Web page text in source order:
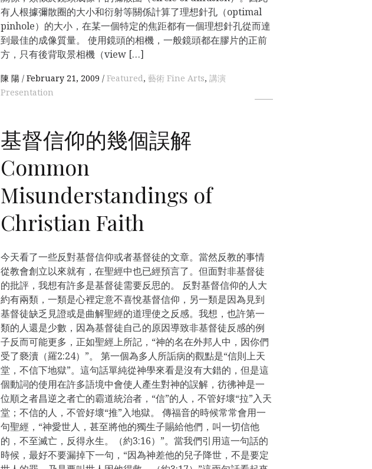
有人根據彌散圈的大小和衍射等關係計算了理想針孔（optimal
pinhole）的大小，在某一個特定的焦距都有一個理想針孔從而達
到最佳的成像質量。 使用鏡頭的相機，一般鏡頭都在膠片的正前
方，只有後背取景相機（view […]
陳 陽 February 21, 2009 Featured, 藝術 Fine Arts, 講演
Presentation
基督信仰的幾個誤解
Common
Misunderstandings of
Christian Faith
今天看了一些反對基督信仰或者基督徒的文章。當然反教的事情
從教會創立以來就有，在聖經中也已經預言了。但面對非基督徒
的批評，我想有許多是基督徒需要反思的。 反對基督信仰的人大
約有兩類，一類是心裡定意不喜悅基督信仰，另一類是因為見到
基督徒缺乏見證或是曲解聖經的道理使之反感。我想，也許第一
類的人還是少數，因為基督徒自己的原因導致非基督徒反感的例
子反而可能更多，正如聖經上所記，“神的名在外邦人中，因你們
受了褻瀆（羅2:24）”。 第一個為多人所詬病的觀點是“信則上天
堂，不信下地獄”。這句話單純從神學來看是沒有大錯的，但是這
個動詞的使用在許多語境中會使人產生對神的誤解，彷彿神是一
位順之者昌逆之者亡的霸道統治者，“信”的人，不管好壞“拉”入天
堂；不信的人，不管好壞“推”入地獄。 傳福音的時候常常會用一
句聖經，“神愛世人，甚至將他的獨生子賜給他們，叫一切信他
的，不至滅亡，反得永生。（約3:16）”。當我們引用這一句話的
時候，最好不要漏掉下一句，“因為神差他的兒子降世，不是要定